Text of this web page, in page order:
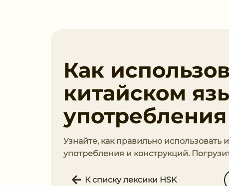
Как
китайском
Узнайте, как правильно
употребления и конструкций.
К списку лексики HSK